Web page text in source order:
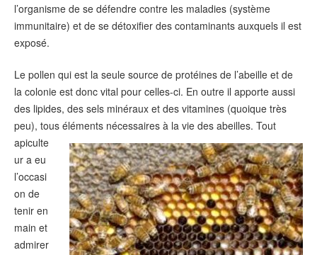
l’organisme de se défendre contre les maladies (système
immunitaire) et de se détoxifier des contaminants auxquels il est
exposé.
Le pollen qui est la seule source de protéines de l’abeille et de
la colonie est donc vital pour celles-ci. En outre il apporte aussi
des lipides, des sels minéraux et des vitamines (quoique très
peu), tous éléments nécessaires à la vie des abeilles. Tout
apiculte
ur a eu
l’occasi
on de
tenir en
main et
admirer